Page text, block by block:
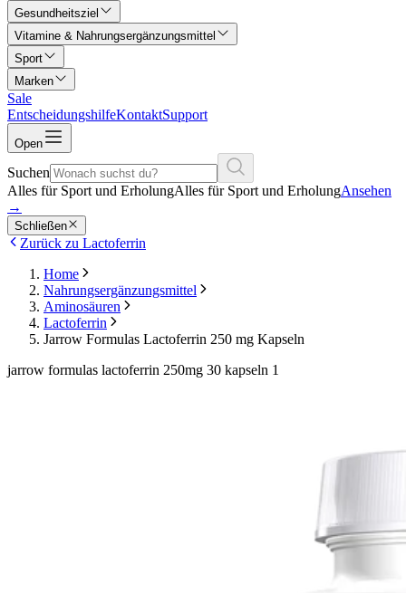
Gesundheitsziel
Vitamine & Nahrungsergänzungsmittel
Sport
Marken
Sale
EntscheidungshilfeKontaktSupport
Open
Suchen
Alles für Sport und ErholungAlles für Sport und ErholungAnsehen
→
Schließen
Zurück zu Lactoferrin
Home
Nahrungsergänzungsmittel
Aminosäuren
Lactoferrin
Jarrow Formulas Lactoferrin 250 mg Kapseln
jarrow formulas lactoferrin 250mg 30 kapseln 1